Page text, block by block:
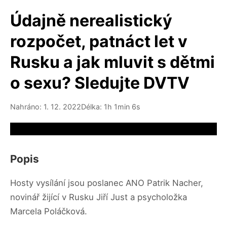
Údajně nerealistický
rozpočet, patnáct let v
Rusku a jak mluvit s dětmi
o sexu? Sledujte DVTV
Nahráno: 1. 12. 2022Délka: 1h 1min 6s
Popis
Hosty vysílání jsou poslanec ANO Patrik Nacher,
novinář žijící v Rusku Jiří Just a psycholožka
Marcela Poláčková.